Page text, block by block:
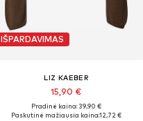
IŠPARDAVIMAS
LIZ KAEBER
15,90 €
Pradinė kaina: 39,90 €
Paskutinė mažiausia kaina:12,72 €